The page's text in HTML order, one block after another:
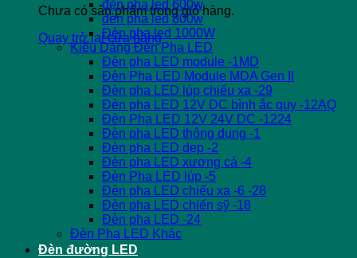
Chưa có sản phẩm trong giỏ hàng.
Quay trở lại cửa hàng
đèn pha led 600w
đèn pha led 800w
Đèn pha led 1000W
Kiểu Dáng Đèn Pha LED
Đèn pha LED module -1MD
Đèn Pha LED Module MDA Gen II
Đèn pha LED lúp chiếu xa -29
Đèn pha LED 12V DC bình ắc quy -12AQ
Đèn Pha LED 12V 24V DC -1224
Đèn pha LED thông dụng -1
Đèn pha LED dẹp -2
Đèn pha LED xương cá -4
Đèn Pha LED lúp -5
Đèn pha LED chiếu xa -6 -28
Đèn pha LED chiến sỹ -18
Đèn pha LED -24
Đèn Pha LED Khác
Đèn đường LED